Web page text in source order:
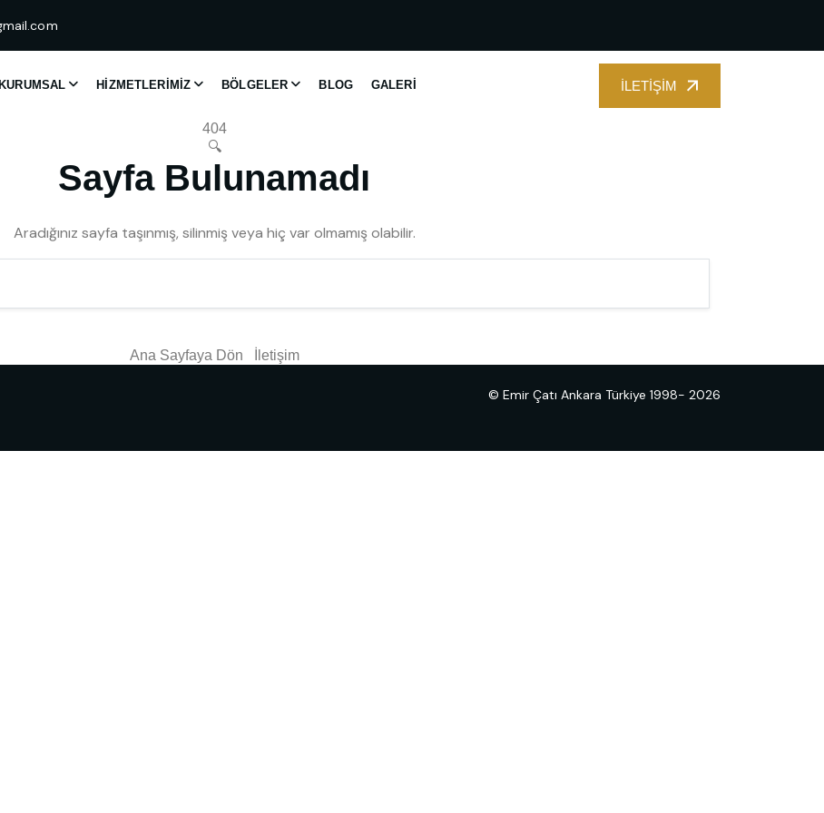
KURUMSAL HIZMETLERIMIZ BÖLGELER BLOG GALERI
İLETIŞIM
404
🔍
Sayfa Bulunamadı
Aradığınız sayfa taşınmış, silinmiş veya hiç var olmamış olabilir.
Ana Sayfaya Dön İletişim
© Emir Çatı Ankara Türkiye 1998- 2026